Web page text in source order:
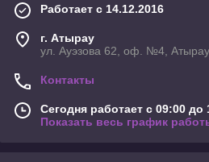
Работает с 14.12.2016
г. Атырау
ул. Ауэзова 62, оф. №4,
Контакты
Сегодня работает с 09:00 до
Показать весь график